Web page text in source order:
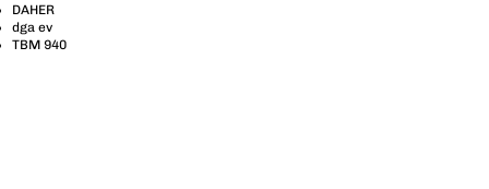
DAHER
dga ev
TBM 940